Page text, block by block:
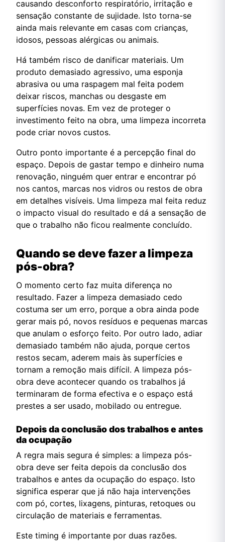
causando desconforto respiratório, irritação e
sensação constante de sujidade. Isto torna-se
ainda mais relevante em casas com crianças,
idosos, pessoas alérgicas ou animais.
Há também risco de danificar materiais. Um
produto demasiado agressivo, uma esponja
abrasiva ou uma raspagem mal feita podem
deixar riscos, manchas ou desgaste em
superfícies novas. Em vez de proteger o
investimento feito na obra, uma limpeza incorreta
pode criar novos custos.
Outro ponto importante é a percepção final do
espaço. Depois de gastar tempo e dinheiro numa
renovação, ninguém quer entrar e encontrar pó
nos cantos, marcas nos vidros ou restos de obra
em detalhes visíveis. Uma limpeza mal feita reduz
o impacto visual do resultado e dá a sensação de
que o trabalho não ficou realmente concluído.
Quando se deve fazer a limpeza
pós-obra?
O momento certo faz muita diferença no
resultado. Fazer a limpeza demasiado cedo
costuma ser um erro, porque a obra ainda pode
gerar mais pó, novos resíduos e pequenas marcas
que anulam o esforço feito. Por outro lado, adiar
demasiado também não ajuda, porque certos
restos secam, aderem mais às superfícies e
tornam a remoção mais difícil. A limpeza pós-
obra deve acontecer quando os trabalhos já
terminaram de forma efectiva e o espaço está
prestes a ser usado, mobilado ou entregue.
Depois da conclusão dos trabalhos e antes
da ocupação
A regra mais segura é simples: a limpeza pós-
obra deve ser feita depois da conclusão dos
trabalhos e antes da ocupação do espaço. Isto
significa esperar que já não haja intervenções
com pó, cortes, lixagens, pinturas, retoques ou
circulação de materiais e ferramentas.
Este timing é importante por duas razões.